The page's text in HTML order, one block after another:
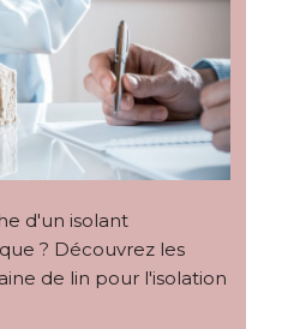
d'un isolant
? Découvrez les
de lin pour l'isolation